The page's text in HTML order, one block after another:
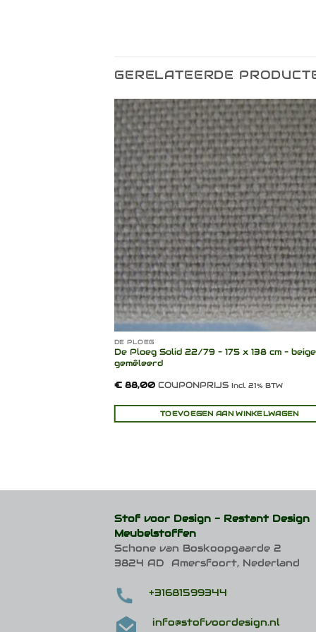
GERELATEERDE
DE PLOEG
De Ploeg Solid 22/79 – 175 x 138 cm – beige
gemêleerd
€88,00COUPONPRIJS Incl. 21% BTW
TOEVOEGEN AAN WINKELWAGEN
Stof voor Design - Restant Design
Meubelstoffen
Schone van Boskoopgaarde 2
3824 AD Amersfoort, Nederland
+31681599344
info@stofvoordesign.nl